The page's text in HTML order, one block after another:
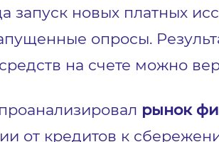
запуск новых платных
опросы.
средств на счете можно
рынок
от кредитов к